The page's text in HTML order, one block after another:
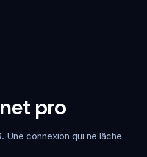
pro
Une connexion qui ne lâche